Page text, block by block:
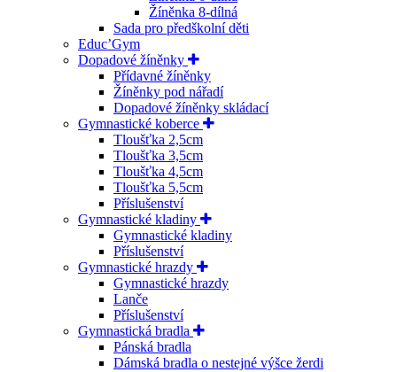
Žíněnka 8-dílná
Sada pro předškolní děti
Educ’Gym
Dopadové žíněnky
Přídavné žíněnky
Žíněnky pod nářadí
Dopadové žíněnky skládací
Gymnastické koberce
Tloušťka 2,5cm
Tloušťka 3,5cm
Tloušťka 4,5cm
Tloušťka 5,5cm
Příslušenství
Gymnastické kladiny
Gymnastické kladiny
Příslušenství
Gymnastické hrazdy
Gymnastické hrazdy
Lanče
Příslušenství
Gymnastická bradla
Pánská bradla
Dámská bradla o nestejné výšce žerdi